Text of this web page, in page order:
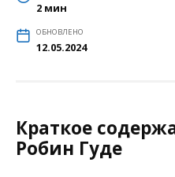
2 мин
ОБНОВЛЕНО
12.05.2024
Краткое
Робин Гуде